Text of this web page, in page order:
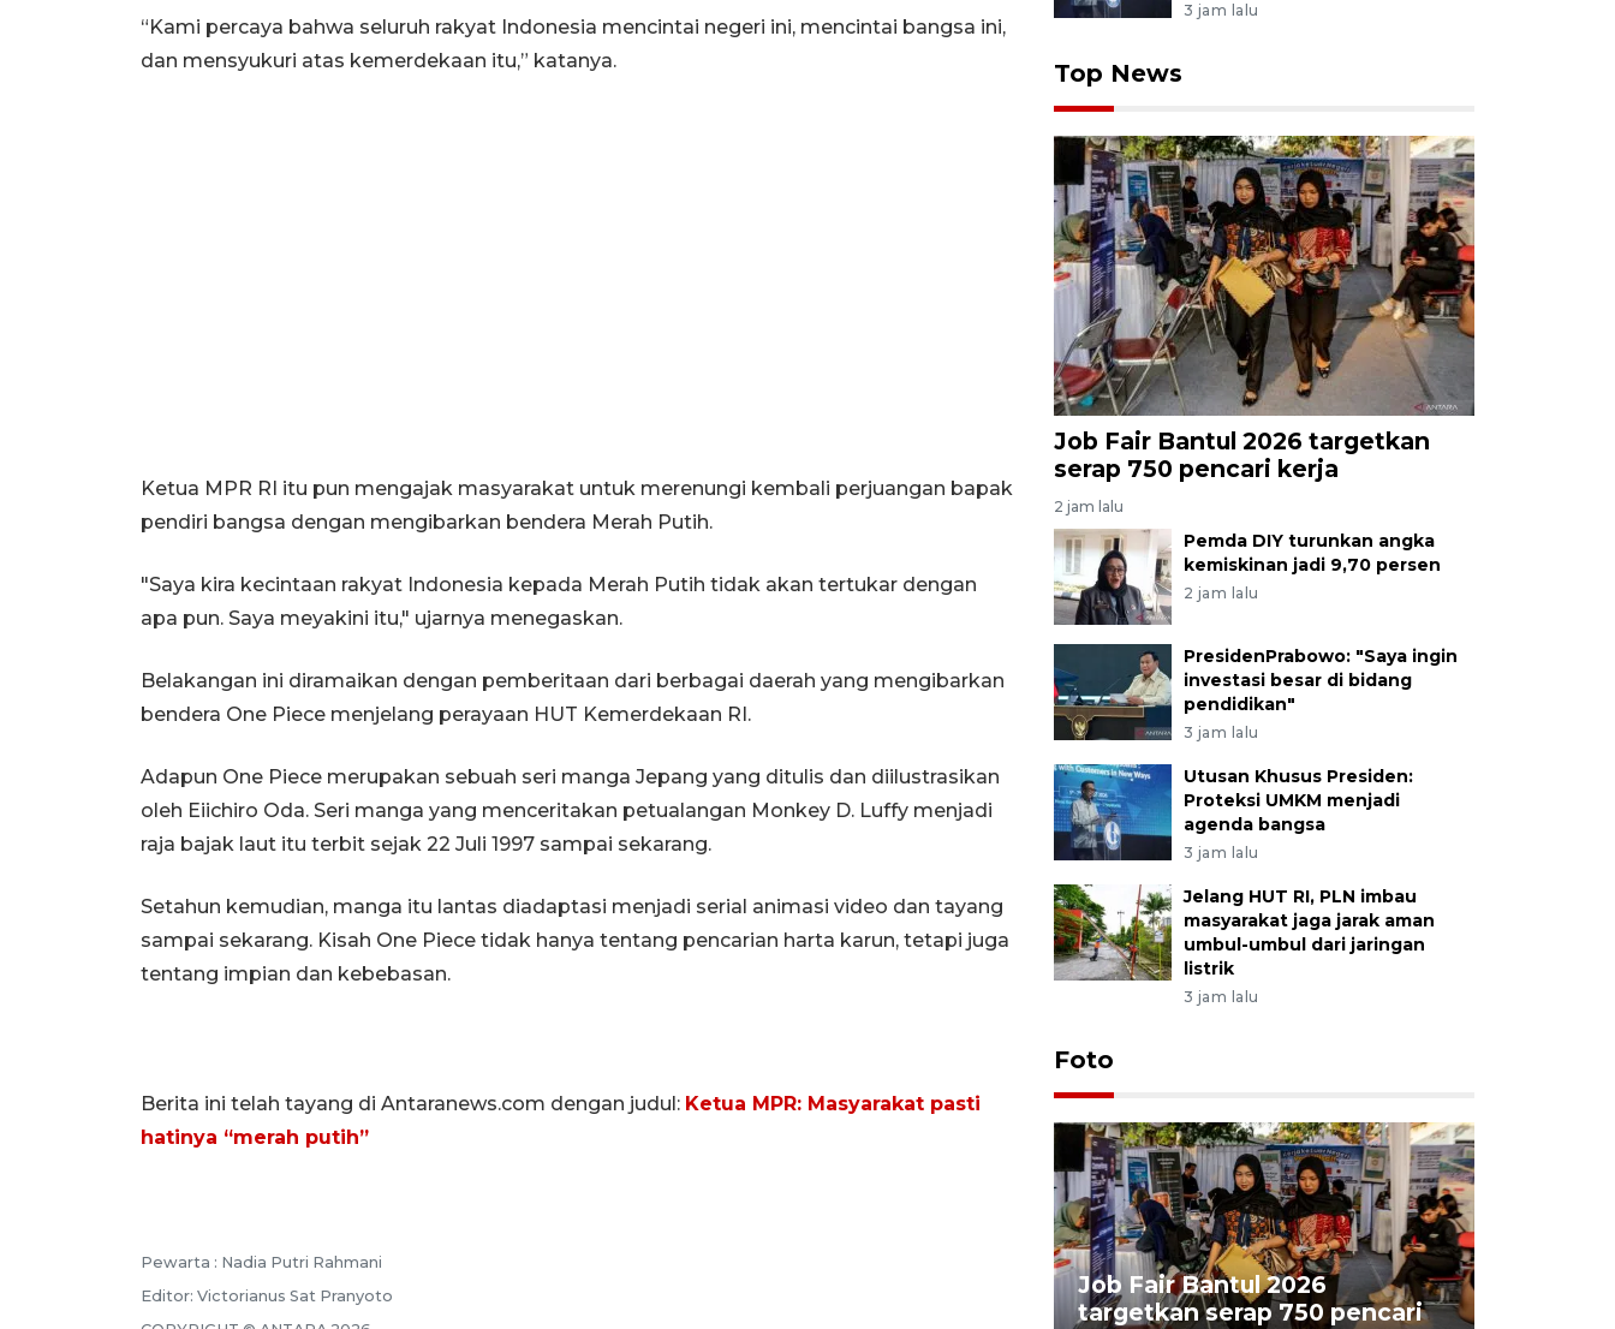
“Kami percaya bahwa seluruh rakyat Indonesia mencintai negeri ini, mencintai bangsa ini,
dan mensyukuri atas kemerdekaan itu,” katanya.
Ketua MPR RI itu pun mengajak masyarakat untuk merenungi kembali perjuangan bapak
pendiri bangsa dengan mengibarkan bendera Merah Putih.
"Saya kira kecintaan rakyat Indonesia kepada Merah Putih tidak akan tertukar dengan
apa pun. Saya meyakini itu," ujarnya menegaskan.
Belakangan ini diramaikan dengan pemberitaan dari berbagai daerah yang mengibarkan
bendera One Piece menjelang perayaan HUT Kemerdekaan RI.
Adapun One Piece merupakan sebuah seri manga Jepang yang ditulis dan diilustrasikan
oleh Eiichiro Oda. Seri manga yang menceritakan petualangan Monkey D. Luffy menjadi
raja bajak laut itu terbit sejak 22 Juli 1997 sampai sekarang.
Setahun kemudian, manga itu lantas diadaptasi menjadi serial animasi video dan tayang
sampai sekarang. Kisah One Piece tidak hanya tentang pencarian harta karun, tetapi juga
tentang impian dan kebebasan.
Berita ini telah tayang di Antaranews.com dengan judul: Ketua MPR: Masyarakat pasti
hatinya “merah putih”
Pewarta : Nadia Putri Rahmani
Editor: Victorianus Sat Pranyoto
3 jam lalu
Top News
Job Fair Bantul 2026 targetkan
serap 750 pencari kerja
2 jam lalu
Pemda DIY turunkan angka
kemiskinan jadi 9,70 persen
2 jam lalu
PresidenPrabowo: "Saya ingin
investasi besar di bidang
pendidikan"
3 jam lalu
Utusan Khusus Presiden:
Proteksi UMKM menjadi
agenda bangsa
3 jam lalu
Jelang HUT RI, PLN imbau
masyarakat jaga jarak aman
umbul-umbul dari jaringan
listrik
3 jam lalu
Foto
Job Fair Bantul 2026
targetkan serap 750 pencari